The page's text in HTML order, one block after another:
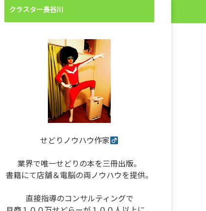
クラスター長谷川
せどりノウハウ作家
業界で唯一せどりの本を三冊出版。
書籍にて店舗＆電脳の両ノウハウを提供。
直接指導のコンサルティングで